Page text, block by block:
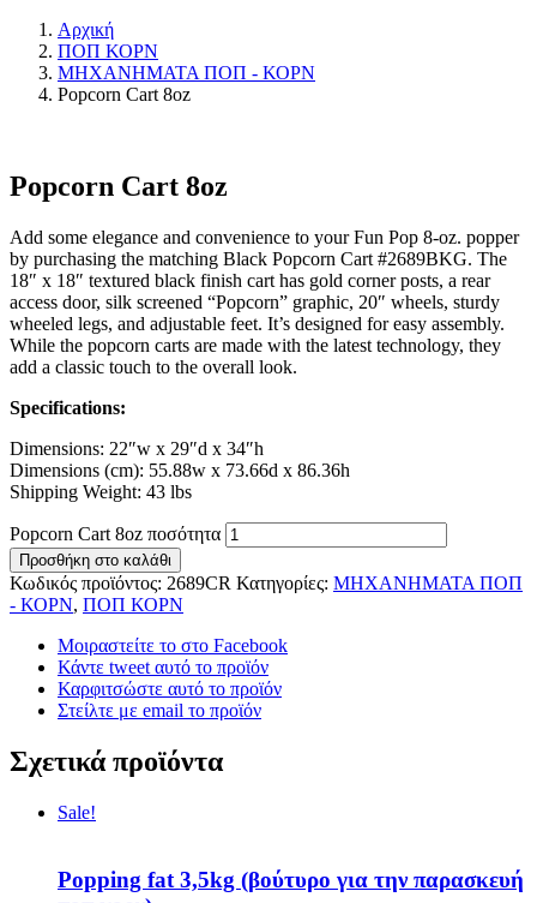
Αρχική
ΠΟΠ ΚΟΡΝ
ΜΗΧΑΝΗΜΑΤΑ ΠΟΠ - ΚΟΡΝ
Popcorn Cart 8oz
Popcorn Cart 8oz
Add some elegance and convenience to your Fun Pop 8-oz. popper
by purchasing the matching Black Popcorn Cart #2689BKG. The
18″ x 18″ textured black finish cart has gold corner posts, a rear
access door, silk screened “Popcorn” graphic, 20″ wheels, sturdy
wheeled legs, and adjustable feet. It’s designed for easy assembly.
While the popcorn carts are made with the latest technology, they
add a classic touch to the overall look.
Specifications:
Dimensions: 22″w x 29″d x 34″h
Dimensions (cm): 55.88w x 73.66d x 86.36h
Shipping Weight: 43 lbs
Popcorn Cart 8oz ποσότητα
Προσθήκη στο καλάθι
Κωδικός προϊόντος: 2689CR Κατηγορίες: ΜΗΧΑΝΗΜΑΤΑ ΠΟΠ
- ΚΟΡΝ, ΠΟΠ ΚΟΡΝ
Μοιραστείτε το στο Facebook
Κάντε tweet αυτό το προϊόν
Καρφιτσώστε αυτό το προϊόν
Στείλτε με email το προϊόν
Σχετικά προϊόντα
Sale!
Popping fat 3,5kg (βούτυρο για την παρασκευή